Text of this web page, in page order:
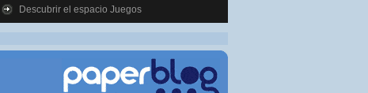
Descubrir el espacio Juegos